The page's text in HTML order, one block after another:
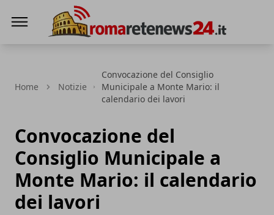
Home Notizie
Convocazione del Consiglio
Municipale a Monte Mario: il
calendario dei lavori
Convocazione del
Consiglio Municipale a
Monte Mario: il calendario
dei lavori